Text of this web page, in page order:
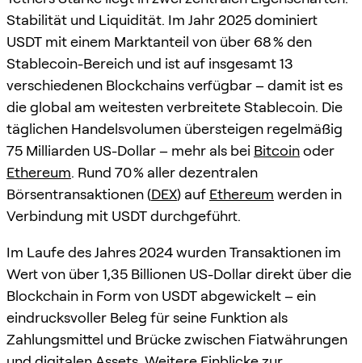
Stabilität und Liquidität. Im Jahr 2025 dominiert
USDT mit einem Marktanteil von über 68 % den
Stablecoin-Bereich und ist auf insgesamt 13
verschiedenen Blockchains verfügbar – damit ist es
die global am weitesten verbreitete Stablecoin. Die
täglichen Handelsvolumen übersteigen regelmäßig
75 Milliarden US-Dollar – mehr als bei Bitcoinoder
Ethereum. Rund 70 % aller dezentralen
Börsentransaktionen (DEX) auf Ethereum werden in
Verbindung mit USDT durchgeführt.
Im Laufe des Jahres 2024 wurden Transaktionen im
Wert von über 1,35 Billionen US-Dollar direkt über die
Blockchain in Form von USDT abgewickelt – ein
eindrucksvoller Beleg für seine Funktion als
Zahlungsmittel und Brücke zwischen Fiatwährungen